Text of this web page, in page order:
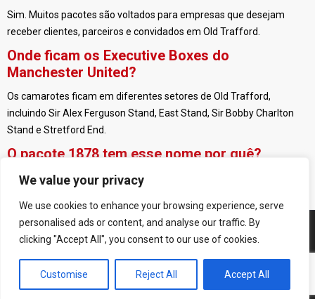
We value your privacy
We use cookies to enhance your browsing experience, serve
personalised ads or content, and analyse our traffic. By
clicking "Accept All", you consent to our use of cookies.
Customise Reject All Accept All
Sim. Muitos pacotes são voltados para empresas que desejam
receber clientes, parceiros e convidados em Old Trafford.
Onde ficam os Executive Boxes do
Manchester United?
Os camarotes ficam em diferentes setores de Old Trafford,
incluindo Sir Alex Ferguson Stand, East Stand, Sir Bobby Charlton
Stand e Stretford End.
O pacote 1878 tem esse nome por quê?
O nome 1878 faz referência ao ano de fundação do clube, quando
reservados.